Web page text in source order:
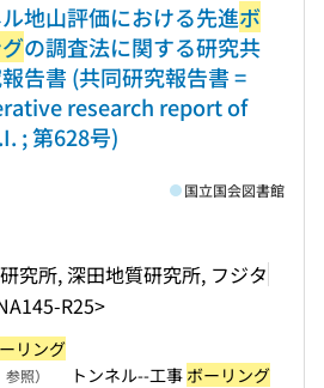
ル地山評価における先進ボ
の調査法に関する研究共
告書 (共同研究報告書 =
research report of
; 第628号)
究所, 深田地質研究所, フジタ
R25>
国立国会図書館
リング
照） トンネル--工事 ボーリング